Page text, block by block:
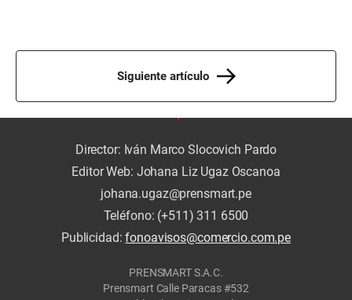
Siguiente artículo
Director: Iván Marco Slocovich Pardo
Editor Web: Johana Liz Ugaz Oscanoa
johana.ugaz@prensmart.pe
Teléfono: (+511) 311 6500
Publicidad:fonoavisos@comercio.com.pe
PRENSMART S.A.C.
Prensmart Calle Paracas #532